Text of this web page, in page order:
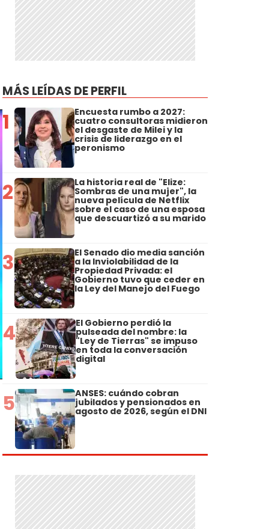
MÁS LEÍDAS DE PERFIL
1 Encuesta rumbo a 2027:
cuatro consultoras midieron
el desgaste de Milei y la
crisis de liderazgo en el
peronismo
2 La historia real de "Elize:
Sombras de una mujer", la
nueva película de Netflix
sobre el caso de una esposa
que descuartizó a su marido
3 El Senado dio media sanción
a la Inviolabilidad de la
Propiedad Privada: el
Gobierno tuvo que ceder en
la Ley del Manejo del Fuego
4 El Gobierno perdió la
pulseada del nombre: la
"Ley de Tierras" se impuso
en toda la conversación
digital
5 ANSES: cuándo cobran
jubilados y pensionados en
agosto de 2026, según el DNI